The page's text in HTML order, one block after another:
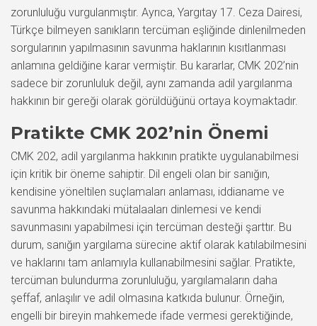
zorunluluğu vurgulanmıştır. Ayrıca, Yargıtay 17. Ceza Dairesi,
Türkçe bilmeyen sanıkların tercüman eşliğinde dinlenilmeden
sorgularının yapılmasının savunma haklarının kısıtlanması
anlamına geldiğine karar vermiştir. Bu kararlar, CMK 202’nin
sadece bir zorunluluk değil, aynı zamanda adil yargılanma
hakkının bir gereği olarak görüldüğünü ortaya koymaktadır.
Pratikte CMK 202’nin Önemi
CMK 202, adil yargılanma hakkının pratikte uygulanabilmesi
için kritik bir öneme sahiptir. Dil engeli olan bir sanığın,
kendisine yöneltilen suçlamaları anlaması, iddianame ve
savunma hakkındaki mütalaaları dinlemesi ve kendi
savunmasını yapabilmesi için tercüman desteği şarttır. Bu
durum, sanığın yargılama sürecine aktif olarak katılabilmesini
ve haklarını tam anlamıyla kullanabilmesini sağlar. Pratikte,
tercüman bulundurma zorunluluğu, yargılamaların daha
şeffaf, anlaşılır ve adil olmasına katkıda bulunur. Örneğin,
engelli bir bireyin mahkemede ifade vermesi gerektiğinde,